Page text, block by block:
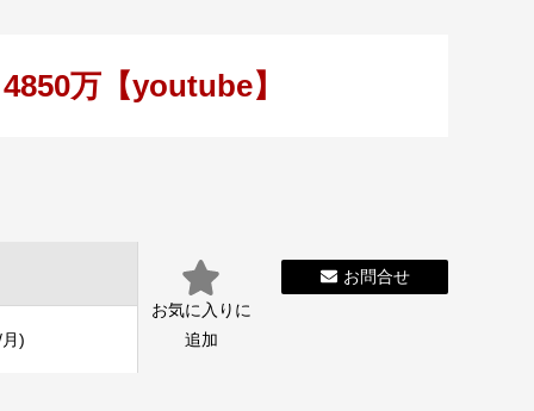
万【youtube】
)
お気に入りに
追加
お問合せ